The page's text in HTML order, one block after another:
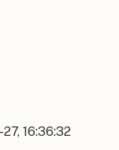
16:36:32